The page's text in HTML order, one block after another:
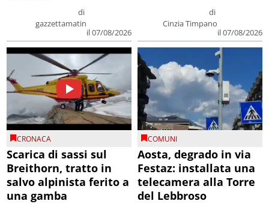
di
gazzettamatin
il 07/08/2026
di
Cinzia Timpano
il 07/08/2026
CRONACA
Scarica di sassi sul
Breithorn, tratto in
salvo alpinista ferito a
una gamba
COMUNI
Aosta, degrado in via
Festaz: installata una
telecamera alla Torre
del Lebbroso